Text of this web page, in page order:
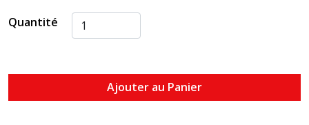
Quantité
Ajouter au Panier